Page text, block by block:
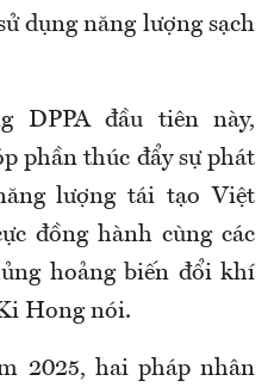
dụng năng lượng sạch
DPPA đầu tiên này,
phần thúc đẩy sự phát
lượng tái tạo Việt
đồng hành cùng các
hoảng biến đổi khí
Hong nói.
2025, hai pháp nhân